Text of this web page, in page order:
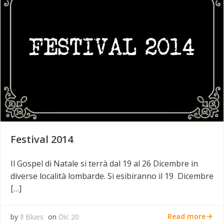
Festival 2014
Il Gospel di Natale si terrà dal 19 al 26 Dicembre in
diverse località lombarde. Si esibiranno il 19 Dicembre
[…]
by Il Blues on Dic 20 Read more